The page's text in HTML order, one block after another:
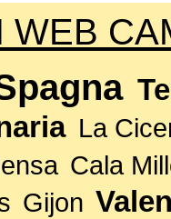
WEB
La
Cala
Gijon